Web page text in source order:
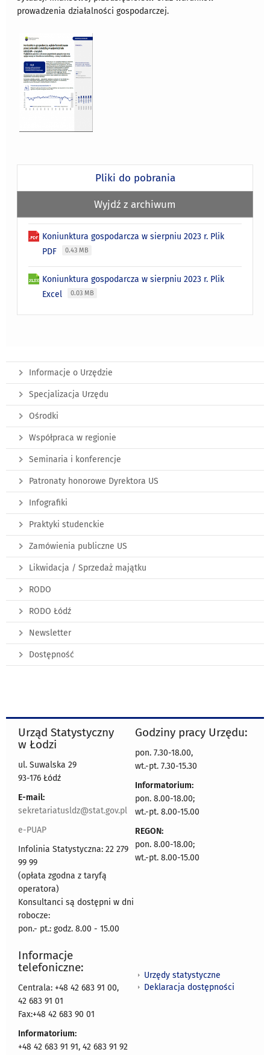
prowadzenia działalności gospodarczej.
Pliki do pobrania
Wyjdź z archiwum
Koniunktura gospodarcza w sierpniu 2023 r. Plik
PDF
0.43 MB
Koniunktura gospodarcza w sierpniu 2023 r. Plik
Excel
0.03 MB
Informacje o Urzędzie
Specjalizacja Urzędu
Ośrodki
Współpraca w regionie
Seminaria i konferencje
Patronaty honorowe Dyrektora US
Infografiki
Praktyki studenckie
Zamówienia publiczne US
Likwidacja / Sprzedaż majątku
RODO
RODO Łódź
Newsletter
Dostępność
Urząd Statystyczny
w Łodzi
ul. Suwalska 29
93-176 Łódź
E-mail:
sekretariatusldz@stat.gov.pl
e-PUAP
Infolinia Statystyczna: 22 279
99 99
(opłata zgodna z taryfą
operatora)
Konsultanci są dostępni w dni
robocze:
pon.- pt.: godz. 8.00 - 15.00
Godziny pracy Urzędu:
pon. 7.30-18.00,
wt.-pt. 7.30-15.30
Informatorium:
pon. 8.00-18.00;
wt.-pt. 8.00-15.00
REGON:
pon. 8.00-18.00;
wt.-pt. 8.00-15.00
Informacje
telefoniczne:
Centrala: +48 42 683 91 00,
42 683 91 01
Fax:+48 42 683 90 01
Informatorium:
+48 42 683 91 91, 42 683 91 92
Urzędy statystyczne
Deklaracja dostępności